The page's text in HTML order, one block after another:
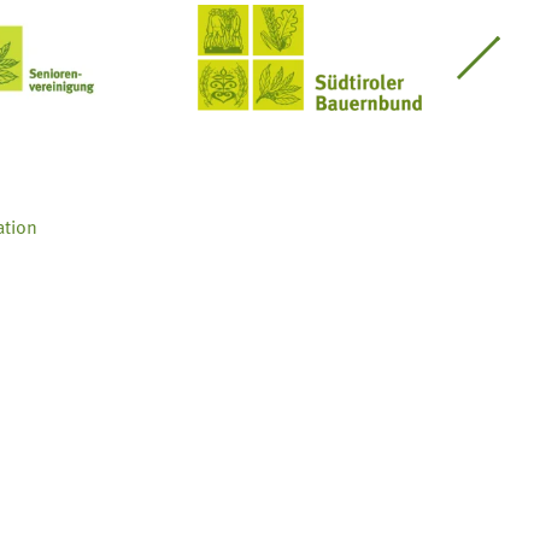
Seniorenvereinigung im SBB Südtiroler Bauernbund